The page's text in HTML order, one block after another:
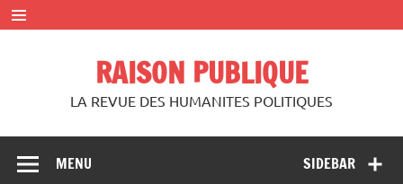
Skip
to
content
RAISON PUBLIQUE
LA REVUE DES HUMANITES POLITIQUES
SIDEBAR
MENU